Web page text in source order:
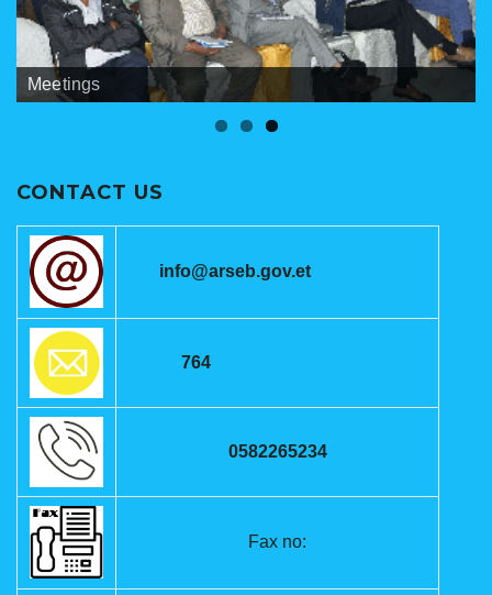
ANRSEB Photo Gallery
Banners
Meetings
CONTACT US
info@arseb.gov.et
764
0582265234
Fax no: